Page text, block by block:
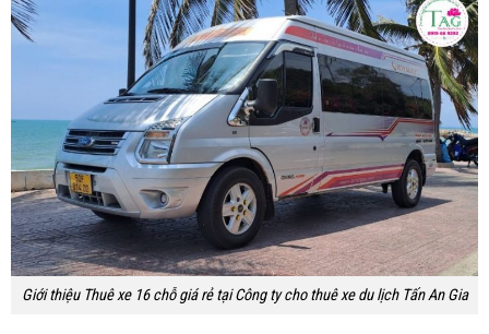
Giới thiệu Thuê xe 16 chỗ giá rẻ tại Công ty cho thuê xe du lịch Tấn An Gia